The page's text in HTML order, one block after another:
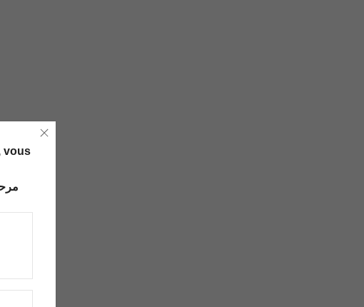
vous